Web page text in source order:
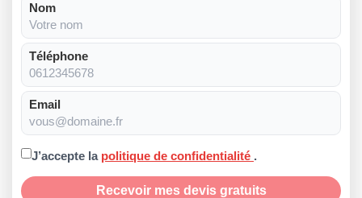
Nom
Téléphone
Email
J’accepte la politique de confidentialité .
Recevoir mes devis gratuits